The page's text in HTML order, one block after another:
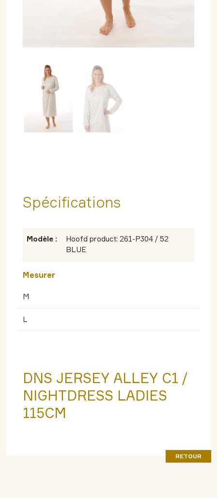
Spécifications
Modèle :
Hoofd product: 261-P304 / 52
BLUE
Mesurer
M
L
DNS JERSEY ALLEY C1 /
NIGHTDRESS LADIES
115CM
RETOUR